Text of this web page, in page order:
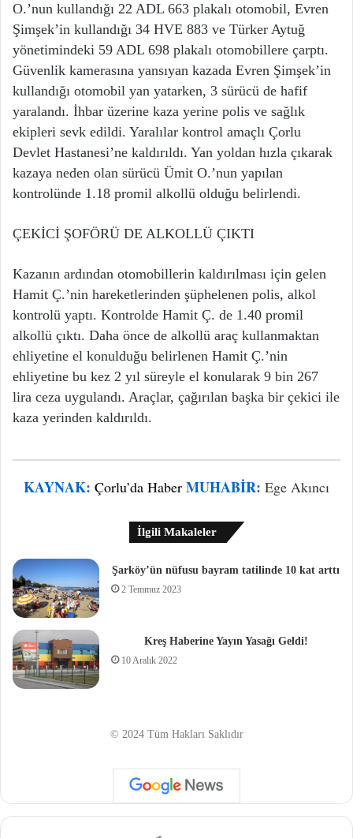
O.’nun kullandığı 22 ADL 663 plakalı otomobil, Evren
Şimşek’in kullandığı 34 HVE 883 ve Türker Aytuğ
yönetimindeki 59 ADL 698 plakalı otomobillere çarptı.
Güvenlik kamerasına yansıyan kazada Evren Şimşek’in
kullandığı otomobil yan yatarken, 3 sürücü de hafif
yaralandı. İhbar üzerine kaza yerine polis ve sağlık
ekipleri sevk edildi. Yaralılar kontrol amaçlı Çorlu
Devlet Hastanesi’ne kaldırıldı. Yan yoldan hızla çıkarak
kazaya neden olan sürücü Ümit O.’nun yapılan
kontrolünde 1.18 promil alkollü olduğu belirlendi.
ÇEKİCİ ŞOFÖRÜ DE ALKOLLÜ ÇIKTI
Kazanın ardından otomobillerin kaldırılması için gelen
Hamit Ç.’nin hareketlerinden şüphelenen polis, alkol
kontrolü yaptı. Kontrolde Hamit Ç. de 1.40 promil
alkollü çıktı. Daha önce de alkollü araç kullanmaktan
ehliyetine el konulduğu belirlenen Hamit Ç.’nin
ehliyetine bu kez 2 yıl süreyle el konularak 9 bin 267
lira ceza uygulandı. Araçlar, çağırılan başka bir çekici ile
kaza yerinden kaldırıldı.
KAYNAK: Çorlu’da Haber MUHABIR: Ege Akıncı
İlgili Makaleler
Şarköy’ün nüfusu bayram tatilinde 10 kat arttı
2 Temmuz 2023
Kreş Haberine Yayın Yasağı Geldi!
10 Aralık 2022
© 2024 Tüm Hakları Saklıdır